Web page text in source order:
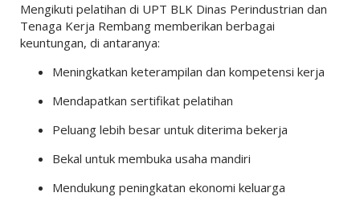
Mengikuti pelatihan di UPT BLK Dinas Perindustrian dan
Tenaga Kerja Rembang memberikan berbagai
keuntungan, di antaranya:
Meningkatkan keterampilan dan kompetensi kerja
Mendapatkan sertifikat pelatihan
Peluang lebih besar untuk diterima bekerja
Bekal untuk membuka usaha mandiri
Mendukung peningkatan ekonomi keluarga